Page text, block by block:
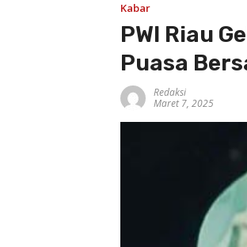
Kabar
PWI Riau
Puasa
Redaksi
Maret 7, 2025